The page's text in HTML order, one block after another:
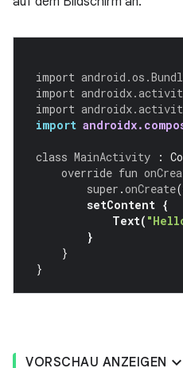
import
import
import
import
class MainActivity :
override fun
super .onCreate(
setContent {
Text(
}
}
}
VORSCHAU ANZEIGEN